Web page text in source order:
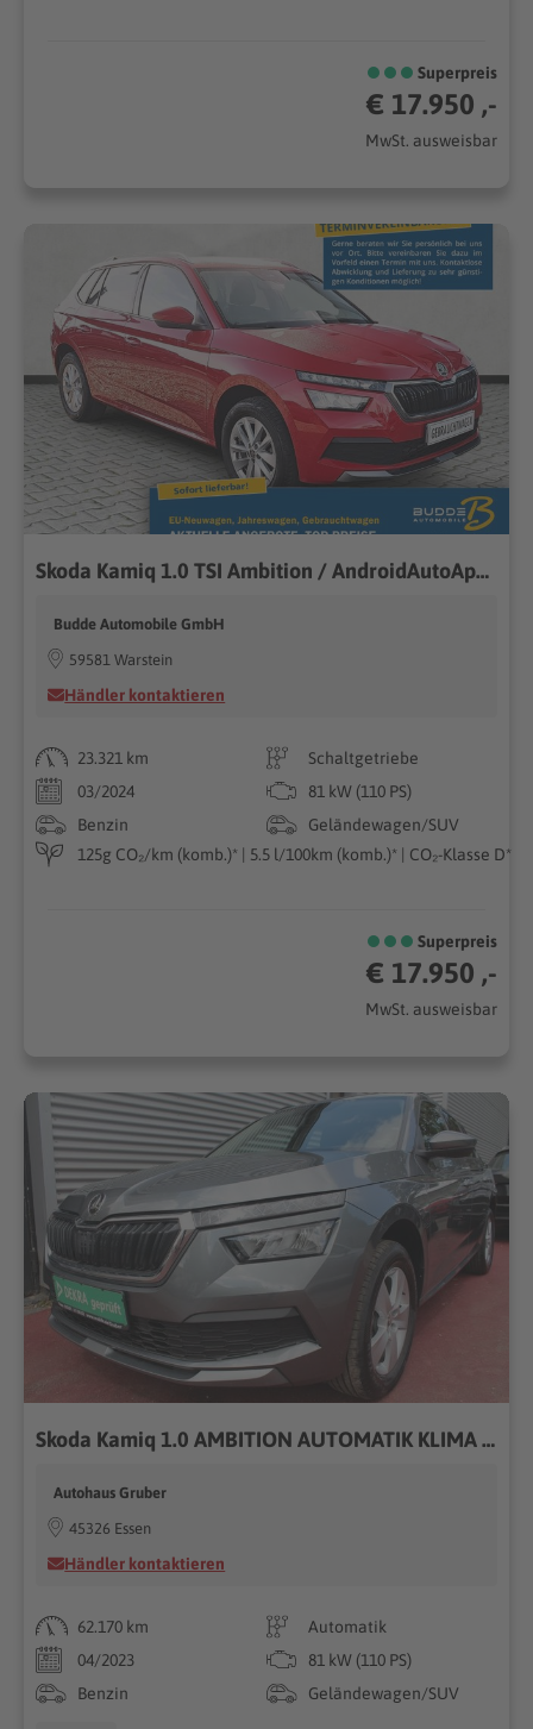
Superpreis
€ 17.950 ,-
MwSt. ausweisbar
Skoda Kamiq 1.0 TSI Ambition / AndroidAutoAppleCarPlay
Budde Automobile GmbH
59581 Warstein
Händler kontaktieren
23.321 km
Schaltgetriebe
03/2024
81 kW (110 PS)
Benzin
Geländewagen/SUV
125g CO₂/km (komb.)* | 5.5 l/100km (komb.)* | CO₂-Klasse D*
Superpreis
€ 17.950 ,-
MwSt. ausweisbar
Skoda Kamiq 1.0 AMBITION AUTOMATIK KLIMA PDC LED
Autohaus Gruber
45326 Essen
Händler kontaktieren
62.170 km
Automatik
04/2023
81 kW (110 PS)
Benzin
Geländewagen/SUV